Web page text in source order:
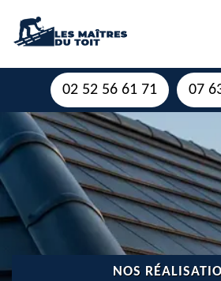
02 52 56 61 71 07
NOS